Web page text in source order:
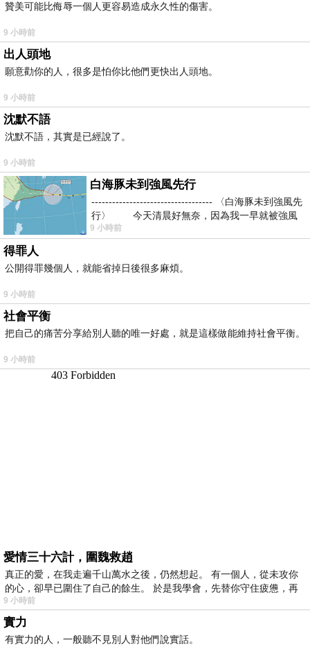
贊美可能比侮辱一個人更容易造成永久性的傷害。
9 小時前
出人頭地
願意勸你的人，很多是怕你比他們更快出人頭地。
9 小時前
沈默不語
沈默不語，其實是已經說了。
9 小時前
白海豚未到強風先行
----------------------------------- 〈白海豚未到強風先
行〉 今天清晨好無奈，因為我一早就被強風
9 小時前
得罪人
公開得罪幾個人，就能省掉日後很多麻煩。
9 小時前
社會平衡
把自己的痛苦分享給別人聽的唯一好處，就是這樣做能維持社會平衡。
9 小時前
愛情三十六計，圍魏救趙
真正的愛，在我走遍千山萬水之後，仍然想起。 有一個人，從未攻你
的心，卻早已圍住了自己的餘生。 於是我學會，先替你守住疲憊，再
9 小時前
實力
有實力的人，一般聽不見別人對他們說實話。